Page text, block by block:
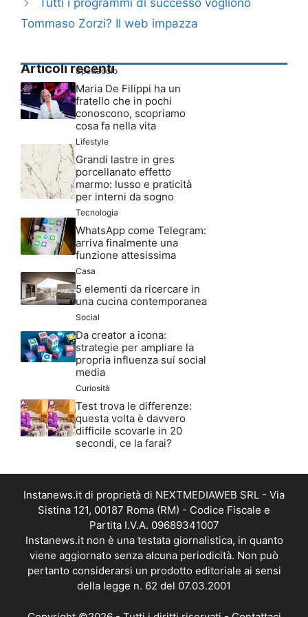
Tommaso Zorzi? Il web impazza
Articoli recenti
Spettacolo
Maria De Filippi ha un
fratello che in pochi
conoscono, scopriamo
cosa fa nella vita
Grandi lastre in gres
porcellanato effetto
marmo: lusso e praticità
per interni da sogno
Tecnologia
WhatsApp come Telegram:
arriva finalmente una
funzione attesissima
5 elementi da ricercare in
una cucina contemporanea
Da creator a icona:
strategie per ampliare la
propria influenza sui social
media
Test trova le differenze:
questa volta è davvero
difficile scovarle in 20
secondi, ce la farai?
Instanews.it di proprietà di NEXTMEDIAWEB SRL - Via
Sistina 121, 00187 Roma (RM) - Codice Fiscale e
Partita I.V.A. 09689341007
Instanews.it non è una testata giornalistica, in quanto
viene aggiornato senza alcuna periodicità. Non può
pertanto considerarsi un prodotto editoriale ai sensi
della legge n. 62 del 07.03.2001
Copyright ©2026 - Tutti i diritti riservati - Contattaci